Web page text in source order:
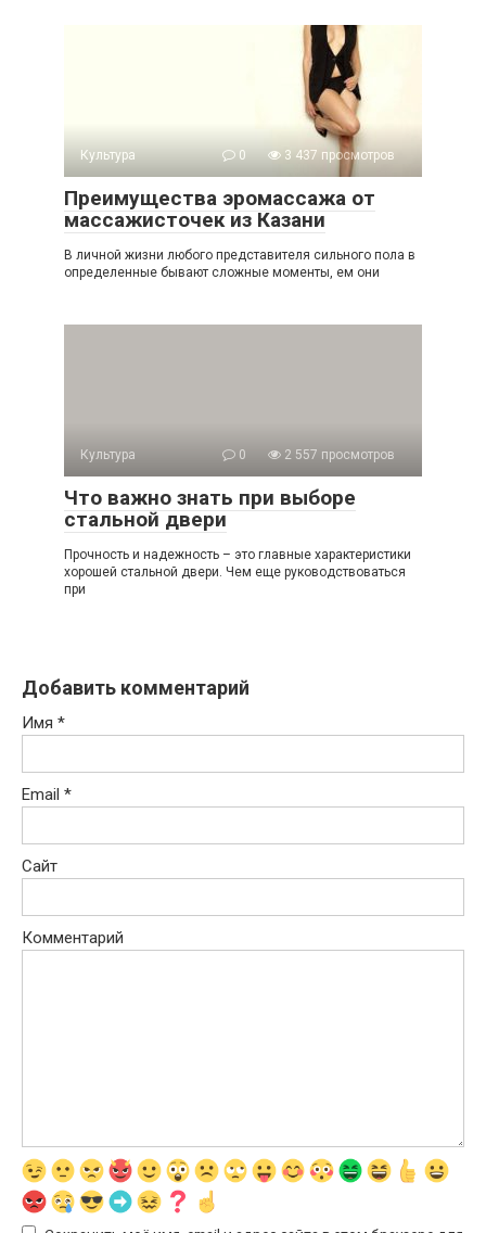
Культура 0 3 437 просмотров
Преимущества эромассажа от
массажисточек из Казани
В личной жизни любого представителя сильного пола в
определенные бывают сложные моменты, ем они
Культура 0 2 557 просмотров
Что важно знать при выборе
стальной двери
Прочность и надежность – это главные характеристики
хорошей стальной двери. Чем еще руководствоваться
при
Добавить комментарий
Имя *
Email *
Сайт
Комментарий